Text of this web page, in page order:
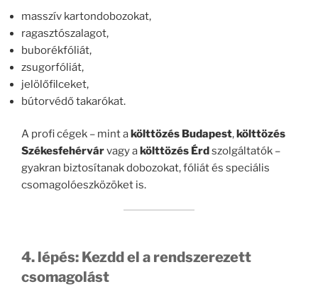
masszív kartondobozokat,
ragasztószalagot,
buborékfóliát,
zsugorfóliát,
jelölőfilceket,
bútorvédő takarókat.
A profi cégek – mint akölttözés Budapest,költtözés
Székesfehérvárvagy akölttözés Érdszolgáltatók –
gyakran biztosítanak dobozokat, fóliát és speciális
csomagolóeszközöket is.
4. lépés: Kezdd el a rendszerezett
csomagolást